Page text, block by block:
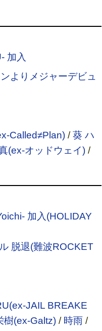
加入
よりメジャーデビュ
Called≠Plan)/葵 ハ
(ex-オッドウェイ)/
加入(HOLIDAY
脱退(難波ROCKET
JAIL BREAKE
樹(ex-Galtz)/ 時雨/